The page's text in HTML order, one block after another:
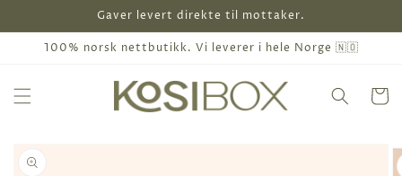
innholdet
Gaver levert direkte til mottaker.
100% norsk nettbutikk. Vi leverer i hele Norge 🇳🇴